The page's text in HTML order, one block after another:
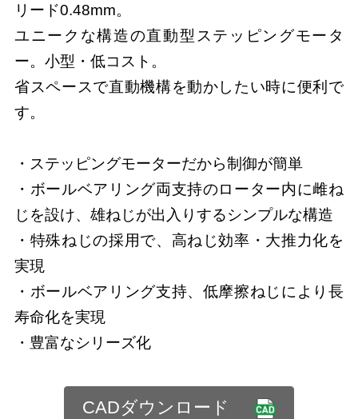
リード0.48mm。
ユニークな構造の直動型ステッピングモータ
ー。小型・低コスト。
省スペースで直動機構を動かしたい時に便利で
す。
・ステッピングモーターだから制御が簡単
・ボールベアリング両支持のローター内に雌ね
じを設け、雄ねじが出入りするシンプルな構造
・特殊ねじの採用で、高ねじ効率・大推力化を
実現
・ボールベアリング支持、低摩擦ねじにより長
寿命化を実現
・豊富なシリーズ化
CADダウンロード